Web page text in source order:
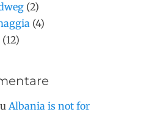
(2)
(4)
(12)
Albania is not for